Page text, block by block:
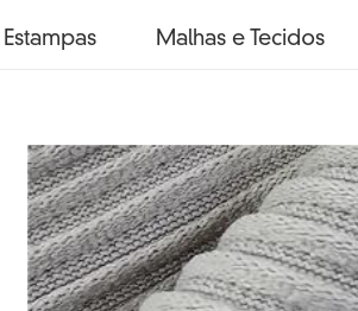
Estampas Malhas e Tecidos